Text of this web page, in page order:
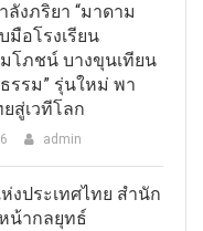
ลังภริยา “มาดาม
มือโรงเรียน
โภชน์ บางขุนเทียน
รรม” รุ่นใหม่ พา
สู่เวทีโลก
admin
งประเทศไทย สำนัก
น้ากลยุทธ์